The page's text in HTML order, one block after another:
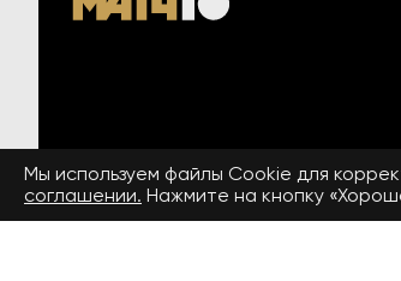
© 2026 «ООО «Национальный
спортивный телеканал»
Мы используем файлы Сookie для
соглашении. Нажмите на кнопку